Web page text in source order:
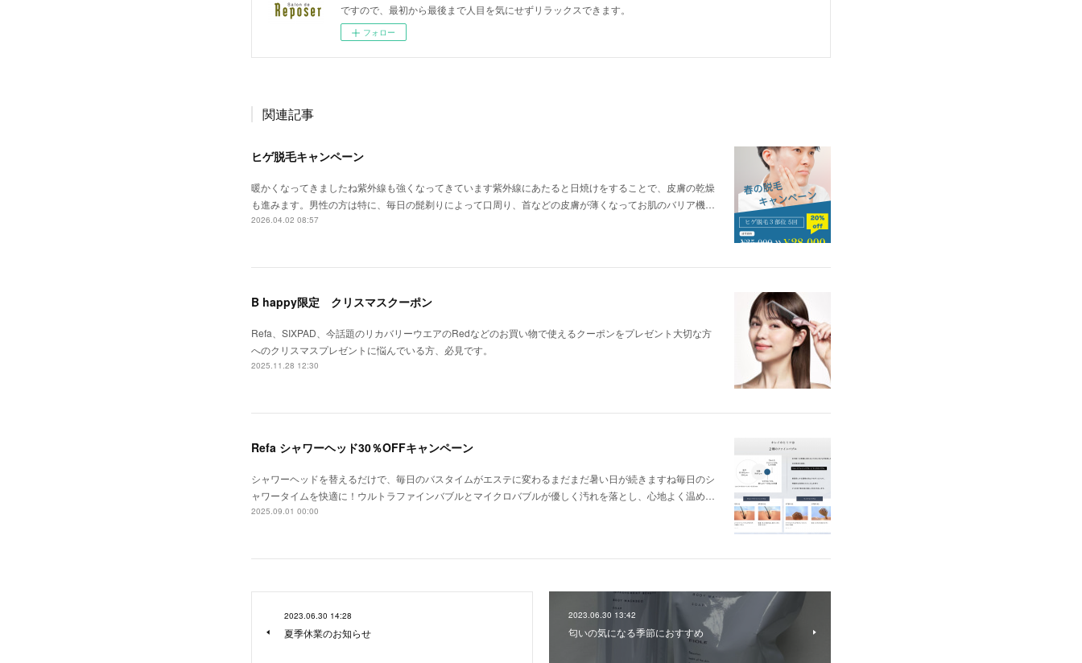
ですので、最初から最後まで人目を気にせずリラックスできます。
フォロー
関連記事
ヒゲ脱毛キャンペーン
暖かくなってきましたね紫外線も強くなってきています紫外線にあたると日焼けをすることで、皮膚の乾燥
も進みます。男性の方は特に、毎日の髭剃りによって口周り、首などの皮膚が薄くなってお肌のバリア機…
2026.04.02 08:57
B happy限定 クリスマスクーポン
Refa、SIXPAD、今話題のリカバリーウエアのRedなどのお買い物で使えるクーポンをプレゼント大切な方
へのクリスマスプレゼントに悩んでいる方、必見です。
2025.11.28 12:30
Refa シャワーヘッド30％OFFキャンペーン
シャワーヘッドを替えるだけで、毎日のバスタイムがエステに変わるまだまだ暑い日が続きますね毎日のシ
ャワータイムを快適に！ウルトラファインバブルとマイクロバブルが優しく汚れを落とし、心地よく温め…
2025.09.01 00:00
2023.06.30 14:28
夏季休業のお知らせ
2023.06.30 13:42
匂いの気になる季節におすすめ